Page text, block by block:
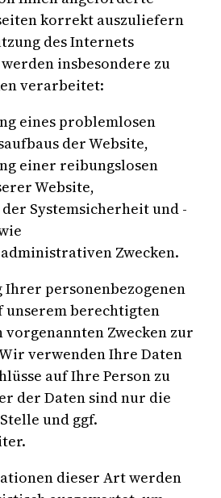
korrekt auszuliefern
des Internets
insbesondere zu
verarbeitet:
eines problemlosen
der Website,
einer reibungslosen
Website,
Systemsicherheit und -
Zwecken.
personenbezogenen
unserem berechtigten
vorgenannten Zwecken zur
verwenden Ihre Daten
auf Ihre Person zu
der Daten sind nur die
und ggf.
dieser Art werden